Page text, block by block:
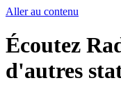
Aller au contenu
Écoutez
d'autres